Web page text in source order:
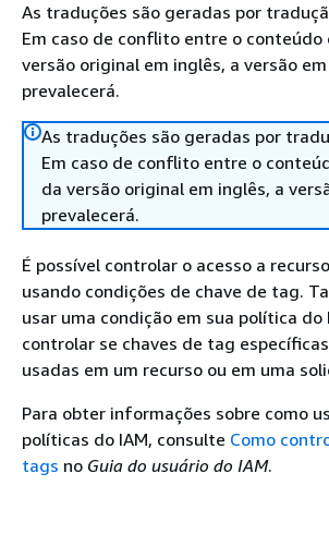
As traduções são geradas por
Em caso de conflito entre o conteúdo
versão original em inglês, a versão
prevalecerá.
As traduções são geradas por
Em caso de conflito entre o
da versão original em inglês, a
prevalecerá.
É possível controlar o acesso a
usando condições de chave de tag.
usar uma condição em sua política do
controlar se chaves de tag
usadas em um recurso ou em uma
Para obter informações sobre como
políticas do IAM, consulte Como
tags no Guia do usuário do IAM.